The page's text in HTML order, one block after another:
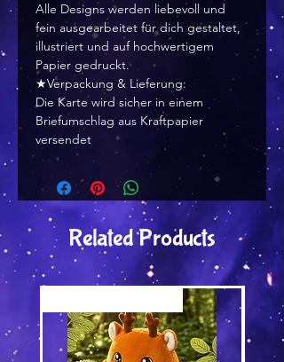
Alle Designs werden liebevoll und
fein ausgearbeitet für dich gestaltet,
illustriert und auf hochwertigem
Papier gedruckt.
★Verpackung & Lieferung:
Die Karte wird sicher in einem
Briefumschlag aus Kraftpapier
versendet
Related Products